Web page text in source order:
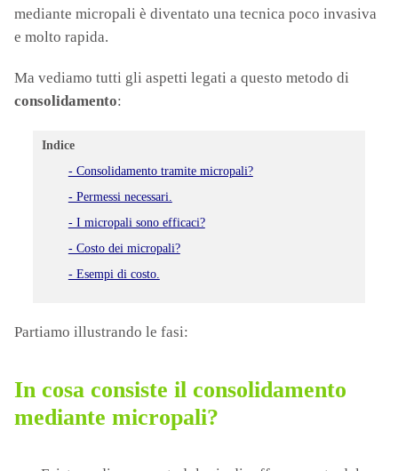
mediante micropali è diventato una tecnica poco invasiva
e molto rapida.
Ma vediamo tutti gli aspetti legati a questo metodo di
consolidamento:
Indice
- Consolidamento tramite micropali?
- Permessi necessari.
- I micropali sono efficaci?
- Costo dei micropali?
- Esempi di costo.
Partiamo illustrando le fasi:
In cosa consiste il consolidamento
mediante micropali?